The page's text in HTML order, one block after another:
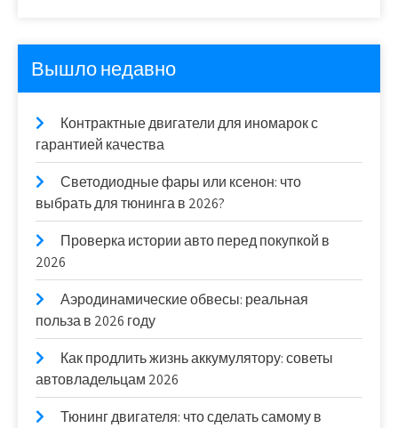
Вышло недавно
Контрактные двигатели для иномарок с
гарантией качества
Светодиодные фары или ксенон: что
выбрать для тюнинга в 2026?
Проверка истории авто перед покупкой в
2026
Аэродинамические обвесы: реальная
польза в 2026 году
Как продлить жизнь аккумулятору: советы
автовладельцам 2026
Тюнинг двигателя: что сделать самому в